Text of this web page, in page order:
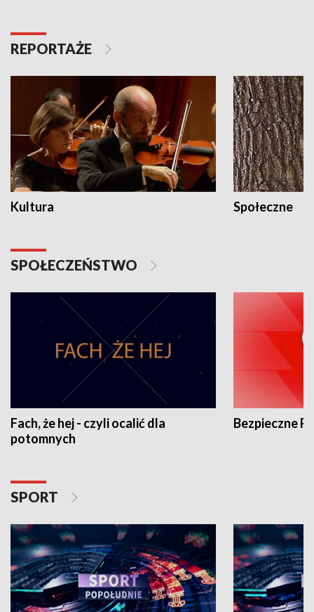
REPORTAŻE
Kultura Społeczne
SPOŁECZEŃSTWO
Fach, że hej - czyli ocalić dla
potomnych
Bezpieczne
SPORT